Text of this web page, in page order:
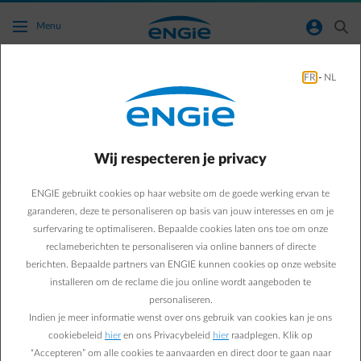
Ga naar de hoofdinhoud
Menu normal-account-circle search
Ik ben voor een langere periode afwezig, hoe
kan ik mijn voorschot hierop afstemmen?
arrow-left Terug naar contactpagina
Ben je voor langere tijd afwezig (door een langdurig verblijf in het
buitenland of een ziekenhuisopname bijvoorbeeld) dan kan je:
gemakkelijkhet bedrag van je voorschot verlagen .
frequentie van je voorschotfacturen wijzigen ( mogelijkheid om
maandelijks, tweemaandelijks of elke drie maanden je factuur te
ontvangen).
zodat je ze overal kan raadplegen
kiezen voor betaling viadomiciliëring , dan verloopt iedere betaling
automatisch en hoef je je hier alvast geen zorgen over te maken.
Je hebt geen login of wenst het voorschot aan te passen voor een
FR - NL
Wij respecteren je privacy
ENGIE gebruikt cookies op haar website om de goede werking ervan te
garanderen, deze te personaliseren op basis van jouw interesses en om je
surfervaring te optimaliseren. Bepaalde cookies laten ons toe om onze
reclameberichten te personaliseren via online banners of directe
berichten. Bepaalde partners van ENGIE kunnen cookies op onze website
installeren om de reclame die jou online wordt aangeboden te
personaliseren.
Indien je meer informatie wenst over ons gebruik van cookies kan je ons
cookiebeleid hier en ons Privacybeleid hier raadplegen. Klik op
“Accepteren” om alle cookies te aanvaarden en direct door te gaan naar